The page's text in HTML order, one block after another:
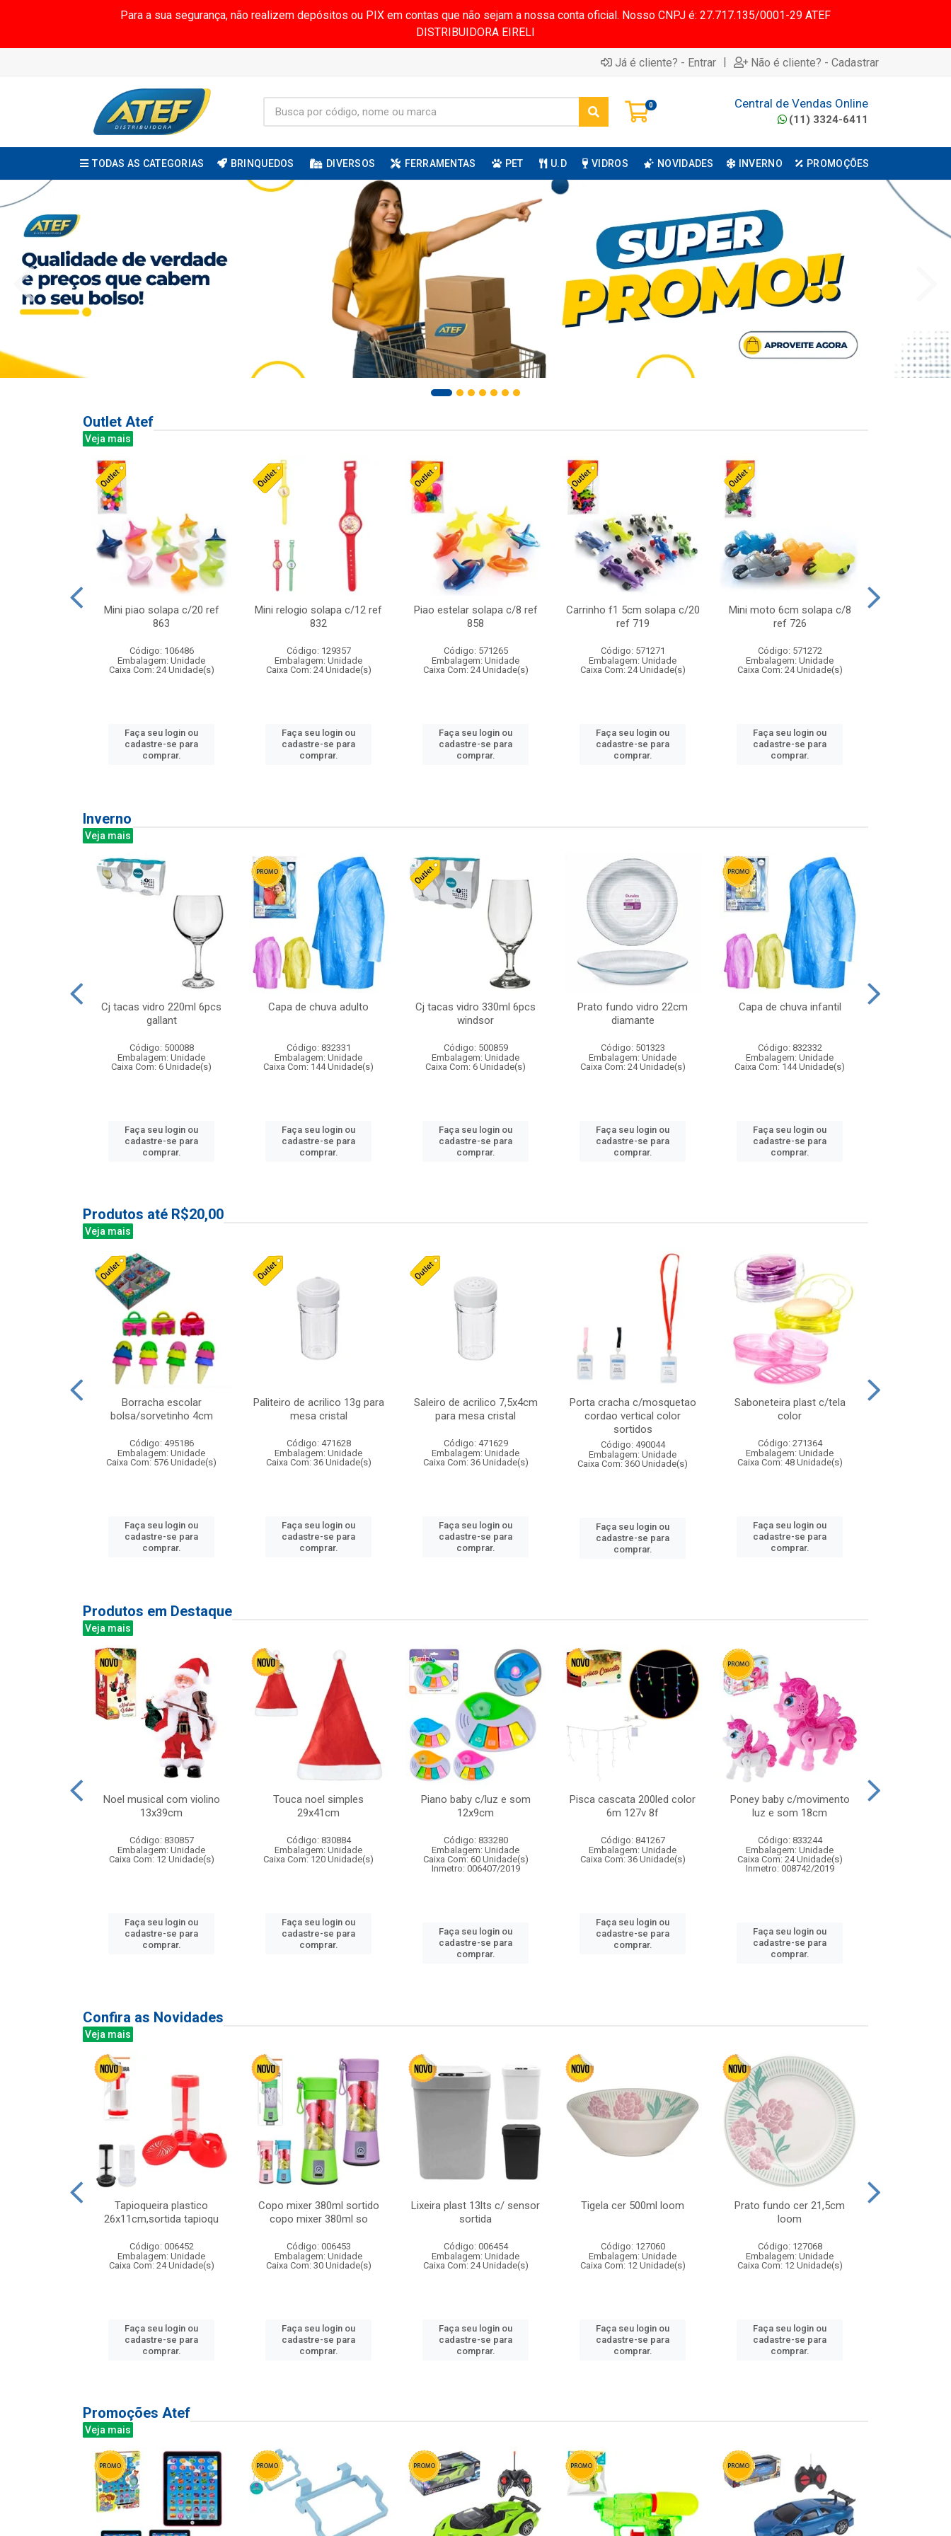
Para a sua segurança, não realizem depósitos ou PIX em contas que não sejam a nossa conta oficial. Nosso CNPJ é: 27.717.135/0001-29 ATEF
DISTRIBUIDORA EIRELI
Já é cliente? - Entrar | Não é cliente? - Cadastrar
0 Central de Vendas Online
(11) 3324-6411
TODAS AS CATEGORIAS BRINQUEDOS DIVERSOS FERRAMENTAS PET U.D VIDROS NOVIDADES INVERNO PROMOÇÕES
Outlet Atef
Veja mais
Mini piao solapa c/20 ref
863
Código: 106486
Embalagem: Unidade
Caixa Com: 24 Unidade(s)
Faça seu login ou
cadastre-se para
comprar.
Mini relogio solapa c/12 ref
832
Código: 129357
Embalagem: Unidade
Caixa Com: 24 Unidade(s)
Faça seu login ou
cadastre-se para
comprar.
Piao estelar solapa c/8 ref
858
Código: 571265
Embalagem: Unidade
Caixa Com: 24 Unidade(s)
Faça seu login ou
cadastre-se para
comprar.
Carrinho f1 5cm solapa c/20
ref 719
Código: 571271
Embalagem: Unidade
Caixa Com: 24 Unidade(s)
Faça seu login ou
cadastre-se para
comprar.
Mini moto 6cm solapa c/8
ref 726
Código: 571272
Embalagem: Unidade
Caixa Com: 24 Unidade(s)
Faça seu login ou
cadastre-se para
comprar.
Inverno
Veja mais
Cj tacas vidro 220ml 6pcs
gallant
Código: 500088
Embalagem: Unidade
Caixa Com: 6 Unidade(s)
Faça seu login ou
cadastre-se para
comprar.
Capa de chuva adulto
Código: 832331
Embalagem: Unidade
Caixa Com: 144 Unidade(s)
Faça seu login ou
cadastre-se para
comprar.
Cj tacas vidro 330ml 6pcs
windsor
Código: 500859
Embalagem: Unidade
Caixa Com: 6 Unidade(s)
Faça seu login ou
cadastre-se para
comprar.
Prato fundo vidro 22cm
diamante
Código: 501323
Embalagem: Unidade
Caixa Com: 24 Unidade(s)
Faça seu login ou
cadastre-se para
comprar.
Capa de chuva infantil
Código: 832332
Embalagem: Unidade
Caixa Com: 144 Unidade(s)
Faça seu login ou
cadastre-se para
comprar.
Produtos até R$20,00
Veja mais
Borracha escolar
bolsa/sorvetinho 4cm
Código: 495186
Embalagem: Unidade
Caixa Com: 576 Unidade(s)
Faça seu login ou
cadastre-se para
comprar.
Paliteiro de acrilico 13g para
mesa cristal
Código: 471628
Embalagem: Unidade
Caixa Com: 36 Unidade(s)
Faça seu login ou
cadastre-se para
comprar.
Saleiro de acrilico 7,5x4cm
para mesa cristal
Código: 471629
Embalagem: Unidade
Caixa Com: 36 Unidade(s)
Faça seu login ou
cadastre-se para
comprar.
Porta cracha c/mosquetao
cordao vertical color
sortidos
Código: 490044
Embalagem: Unidade
Caixa Com: 360 Unidade(s)
Faça seu login ou
cadastre-se para
comprar.
Saboneteira plast c/tela
color
Código: 271364
Embalagem: Unidade
Caixa Com: 48 Unidade(s)
Faça seu login ou
cadastre-se para
comprar.
Produtos em Destaque
Veja mais
Noel musical com violino
13x39cm
Código: 830857
Embalagem: Unidade
Caixa Com: 12 Unidade(s)
Faça seu login ou
cadastre-se para
comprar.
Touca noel simples
29x41cm
Código: 830884
Embalagem: Unidade
Caixa Com: 120 Unidade(s)
Faça seu login ou
cadastre-se para
comprar.
Piano baby c/luz e som
12x9cm
Código: 833280
Embalagem: Unidade
Caixa Com: 60 Unidade(s)
Inmetro: 006407/2019
Faça seu login ou
cadastre-se para
comprar.
Pisca cascata 200led color
6m 127v 8f
Código: 841267
Embalagem: Unidade
Caixa Com: 36 Unidade(s)
Faça seu login ou
cadastre-se para
comprar.
Poney baby c/movimento
luz e som 18cm
Código: 833244
Embalagem: Unidade
Caixa Com: 24 Unidade(s)
Inmetro: 008742/2019
Faça seu login ou
cadastre-se para
comprar.
Confira as Novidades
Veja mais
Tapioqueira plastico
26x11cm,sortida tapioqu
Código: 006452
Embalagem: Unidade
Caixa Com: 24 Unidade(s)
Faça seu login ou
cadastre-se para
comprar.
Copo mixer 380ml sortido
copo mixer 380ml so
Código: 006453
Embalagem: Unidade
Caixa Com: 30 Unidade(s)
Faça seu login ou
cadastre-se para
comprar.
Lixeira plast 13lts c/ sensor
sortida
Código: 006454
Embalagem: Unidade
Caixa Com: 24 Unidade(s)
Faça seu login ou
cadastre-se para
comprar.
Tigela cer 500ml loom
Código: 127060
Embalagem: Unidade
Caixa Com: 12 Unidade(s)
Faça seu login ou
cadastre-se para
comprar.
Prato fundo cer 21,5cm
loom
Código: 127068
Embalagem: Unidade
Caixa Com: 12 Unidade(s)
Faça seu login ou
cadastre-se para
comprar.
Promoções Atef
Veja mais